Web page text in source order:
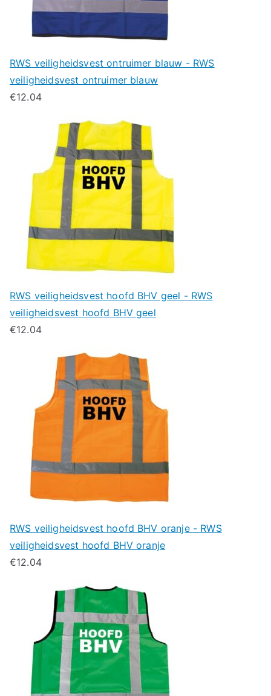
RWS veiligheidsvest ontruimer blauw - RWS
veiligheidsvest ontruimer blauw
€12.04
RWS veiligheidsvest hoofd BHV geel - RWS
veiligheidsvest hoofd BHV geel
€12.04
RWS veiligheidsvest hoofd BHV oranje - RWS
veiligheidsvest hoofd BHV oranje
€12.04